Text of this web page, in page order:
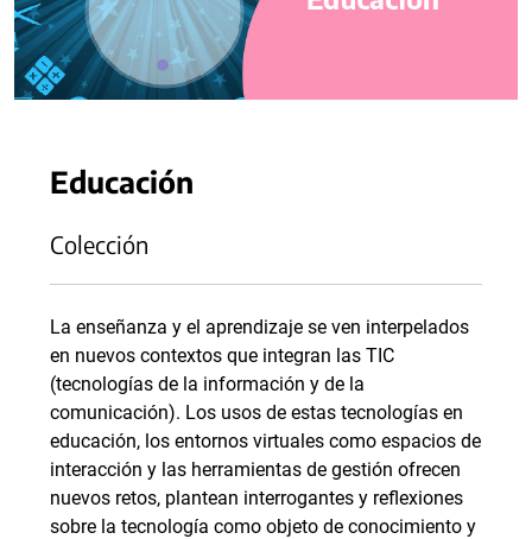
Educación
Colección
La enseñanza y el aprendizaje se ven interpelados
en nuevos contextos que integran las TIC
(tecnologías de la información y de la
comunicación). Los usos de estas tecnologías en
educación, los entornos virtuales como espacios de
interacción y las herramientas de gestión ofrecen
nuevos retos, plantean interrogantes y reflexiones
sobre la tecnología como objeto de conocimiento y